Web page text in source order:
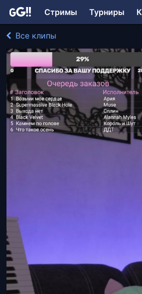
Стримы Турниры
Все клипы
CoverDiva играл в Music
220 просмотров